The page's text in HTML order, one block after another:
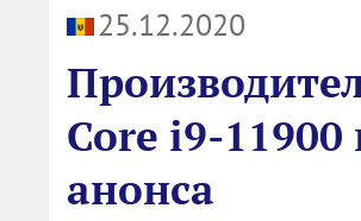
25.12.2020
Core i9-
анонса